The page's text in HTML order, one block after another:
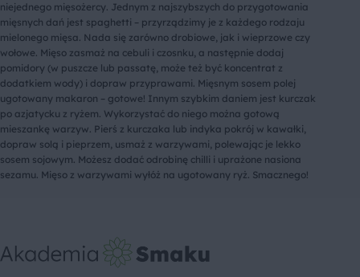
niejednego mięsożercy. Jednym z najszybszych do przygotowania
mięsnych dań jest spaghetti – przyrządzimy je z każdego rodzaju
mielonego mięsa. Nada się zarówno drobiowe, jak i wieprzowe czy
wołowe. Mięso zasmaż na cebuli i czosnku, a następnie dodaj
pomidory (w puszcze lub passatę, może też być koncentrat z
dodatkiem wody) i dopraw przyprawami. Mięsnym sosem polej
ugotowany makaron – gotowe! Innym szybkim daniem jest kurczak
po azjatycku z ryżem. Wykorzystać do niego można gotową
mieszankę warzyw. Pierś z kurczaka lub indyka pokrój w kawałki,
dopraw solą i pieprzem, usmaż z warzywami, polewając je lekko
sosem sojowym. Możesz dodać odrobinę chilli i uprażone nasiona
sezamu. Mięso z warzywami wyłóż na ugotowany ryż. Smacznego!